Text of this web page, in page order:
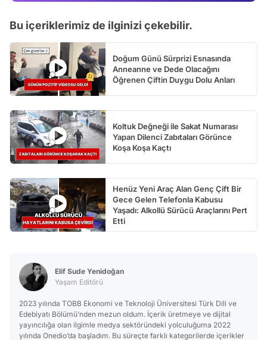
Bu içeriklerimiz de ilginizi çekebilir.
Doğum Günü Sürprizi Esnasında
Anneanne ve Dede Olacağını
Öğrenen Çiftin Duygu Dolu Anları
Koltuk Değneği ile Sakat Numarası
Yapan Dilenci Zabıtaları Görünce
Koşa Koşa Kaçtı
Henüz Yeni Araç Alan Genç Çift Bir
Gece Gelen Telefonla Kabusu
Yaşadı: Alkollü Sürücü Araçlarını Pert
Etti
Elif Sude Yenidoğan
Yaşam Editörü
2023 yılında TOBB Ekonomi ve Teknoloji Üniversitesi Türk Dili ve
Edebiyatı Bölümü’nden mezun oldum. İçerik üretmeye ve dijital
yayıncılığa olan ilgimle medya sektöründeki yolculuğuma 2022
yılında Onedio’da başladım. Bu süreçte farklı kategorilerde içerikler